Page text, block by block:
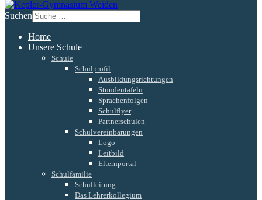
Suchen
Home
Unsere Schule
Schule
Schulprofil
Ausbildungsrichtungen
Stundentafeln
Sprachenfolgen
Schulflyer
Partnerschulen
Schulvereinbarungen
Logo
Leitbild
Elternportal
Schulfamilie
Schulleitung
Das Lehrerkollegium